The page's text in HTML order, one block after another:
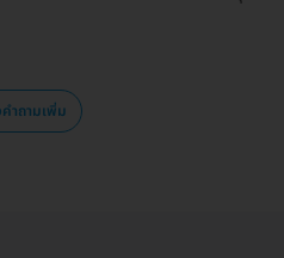
ำถามเพิ่ม